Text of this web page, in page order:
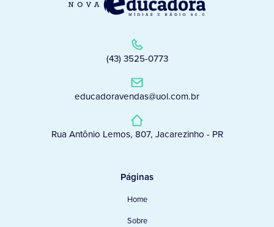
(43) 3525-0773
educadoravendas@uol.com.br
Rua Antônio Lemos, 807, Jacarezinho - PR
Páginas
Home
Sobre